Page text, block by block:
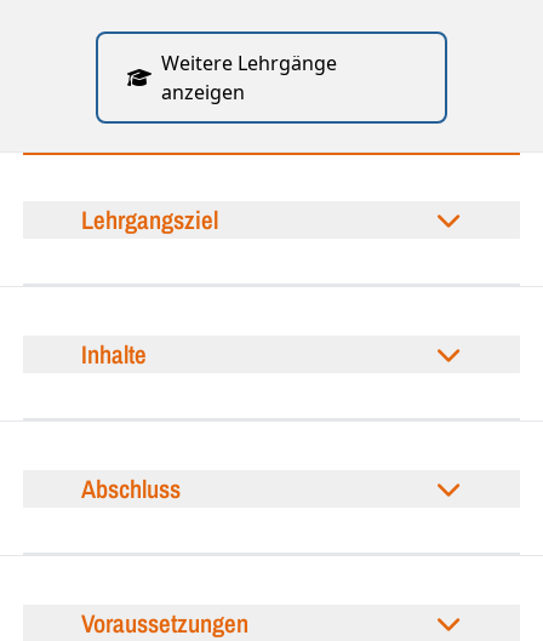
Weitere Lehrgänge
anzeigen
Lehrgangsziel
Inhalte
Abschluss
Voraussetzungen